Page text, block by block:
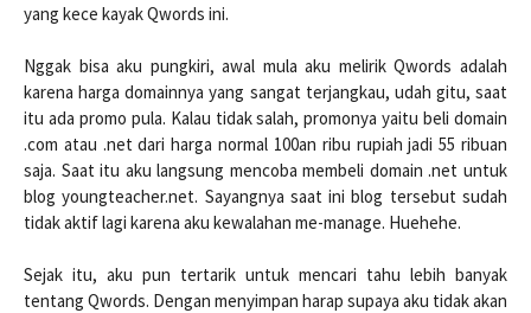
yang kece kayak Qwords ini.
Nggak bisa aku pungkiri, awal mula aku melirik Qwords adalah
karena harga domainnya yang sangat terjangkau, udah gitu, saat
itu ada promo pula. Kalau tidak salah, promonya yaitu beli domain
.com atau .net dari harga normal 100an ribu rupiah jadi 55 ribuan
saja. Saat itu aku langsung mencoba membeli domain .net untuk
blog youngteacher.net. Sayangnya saat ini blog tersebut sudah
tidak aktif lagi karena aku kewalahan me-manage. Huehehe.
Sejak itu, aku pun tertarik untuk mencari tahu lebih banyak
tentang Qwords. Dengan menyimpan harap supaya aku tidak akan